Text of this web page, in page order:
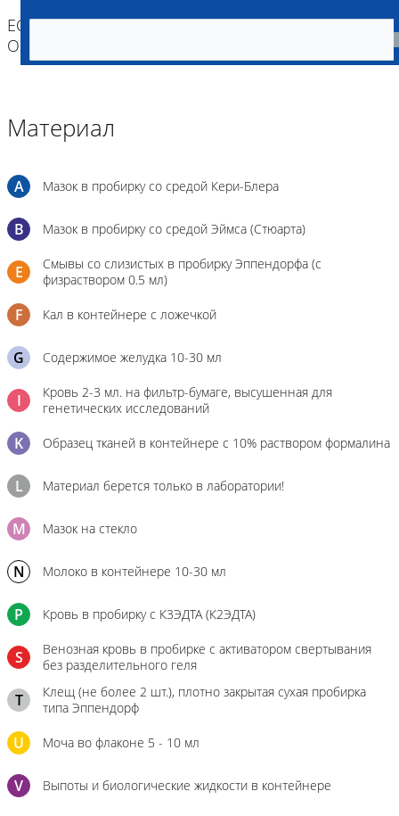
ЕСЛИ ВЫ ДОСТАВЛЯЕТЕ ТОЛЬКО МАТЕРИАЛ,
ОЗНАКОМТЕСЬ С ИНСТРУКЦИЕЙ
Материал
A Мазок в пробирку со средой Кери-Блера
B Мазок в пробирку со средой Эймса (Стюарта)
E
Смывы со слизистых в пробирку Эппендорфа (с
физраствором 0.5 мл)
F Кал в контейнере с ложечкой
G Содержимое желудка 10-30 мл
I
Кровь 2-3 мл. на фильтр-бумаге, высушенная для
генетических исследований
K Образец тканей в контейнере с 10% раствором формалина
L Материал берется только в лаборатории!
M Мазок на стекло
N Молоко в контейнере 10-30 мл
P Кровь в пробирку с К3ЭДТА (К2ЭДТА)
S
Венозная кровь в пробирке с активатором свертывания
без разделительного геля
T
Клещ (не более 2 шт.), плотно закрытая сухая пробирка
типа Эппендорф
U Моча во флаконе 5 - 10 мл
V Выпоты и биологические жидкости в контейнере